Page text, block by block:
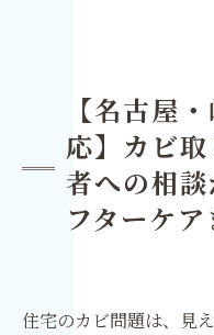
【名古屋
応】カビ
者への相
フターケ
住宅のカビ問題は、見